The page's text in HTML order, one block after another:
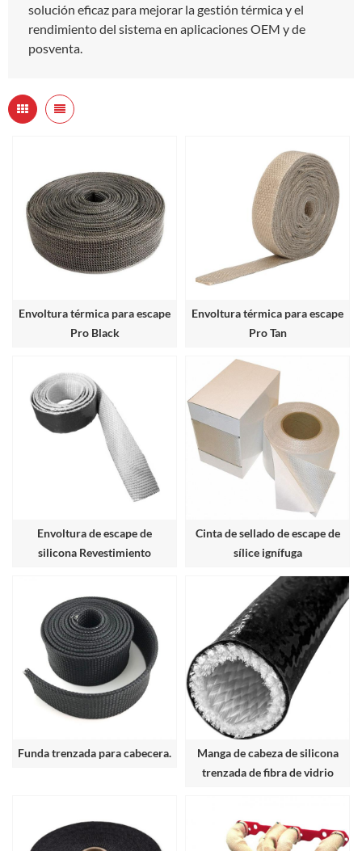
solución eficaz para mejorar la gestión térmica y el
rendimiento del sistema en aplicaciones OEM y de
posventa.
Envoltura térmica para escape
Pro Black
Envoltura térmica para escape
Pro Tan
Envoltura de escape de
silicona Revestimiento
Cinta de sellado de escape de
sílice ignífuga
Funda trenzada para cabecera.
Manga de cabeza de silicona
trenzada de fibra de vidrio